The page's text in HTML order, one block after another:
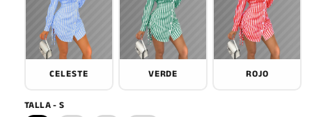
CELESTE VERDE ROJO
TALLA - S